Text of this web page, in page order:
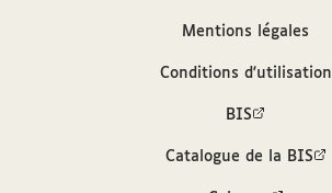
Mentions légales
Conditions d'utilisation
BIS
Catalogue de la BIS